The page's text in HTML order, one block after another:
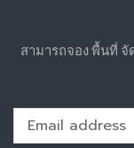
สามารถจอง พื้นที่